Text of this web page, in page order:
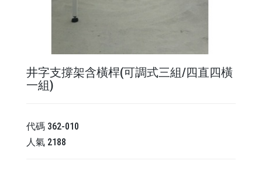
井字支撐架含橫桿(可調式三組/四直四橫
一組)
代碼 362-010
人氣 2188